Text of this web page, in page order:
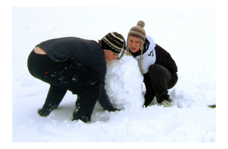
POLÍTICAS
DE
MONETIZACIÓN,
ESTE
ES
EL
MEJOR
MOMENTO
PARA